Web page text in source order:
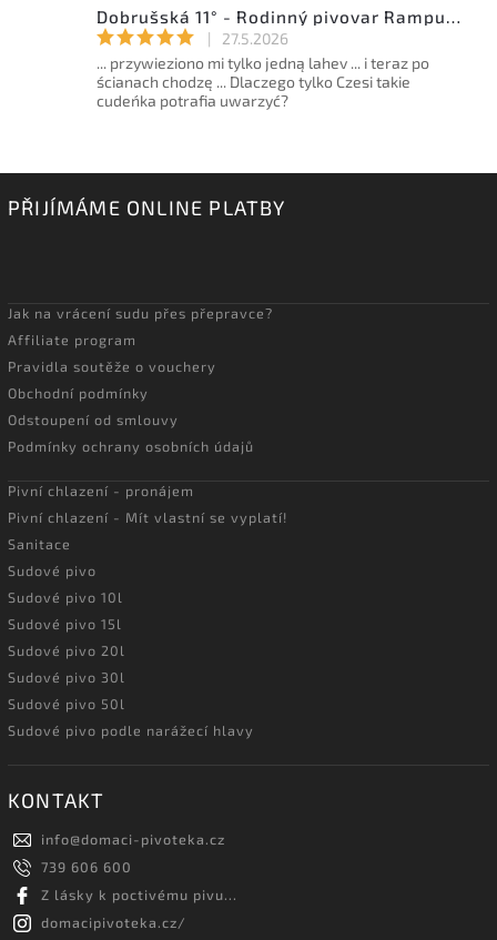
Dobrušská 11° - Rodinný pivovar Rampušák - 15l sud
|
27.5.2026
... przywieziono mi tylko jedną lahev ... i teraz po
ścianach chodzę ... Dlaczego tylko Czesi takie
cudeńka potrafia uwarzyć?
PŘIJÍMÁME ONLINE PLATBY
Jak na vrácení sudu přes přepravce?
Affiliate program
Pravidla soutěže o vouchery
Obchodní podmínky
Odstoupení od smlouvy
Podmínky ochrany osobních údajů
Pivní chlazení - pronájem
Pivní chlazení - Mít vlastní se vyplatí!
Sanitace
Sudové pivo
Sudové pivo 10l
Sudové pivo 15l
Sudové pivo 20l
Sudové pivo 30l
Sudové pivo 50l
Sudové pivo podle narážecí hlavy
KONTAKT
info@domaci-pivoteka.cz
739 606 600
Z lásky k poctivému pivu...
domacipivoteka.cz/